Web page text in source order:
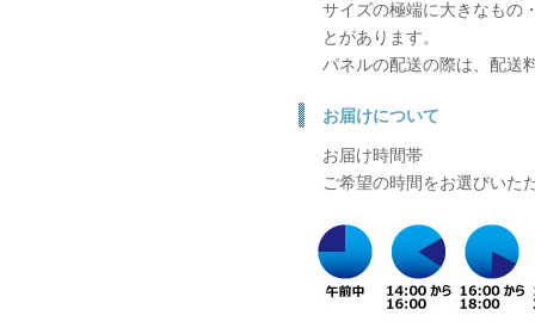
サイズの極端に大きなもの
とがあります。
パネルの配送の際は、配送
お届けについて
お届け時間帯
ご希望の時間をお選びいた